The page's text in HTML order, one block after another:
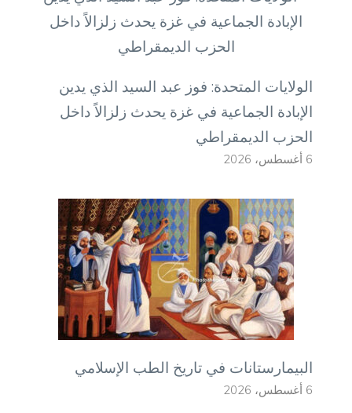
الولايات المتحدة: فوز عبد السيد الذي يدين
الإبادة الجماعية في غزة يحدث زلزالاً داخل
الحزب الديمقراطي
6 أغسطس، 2026
البيمارستانات في تاريخ الطب الإسلامي
6 أغسطس، 2026